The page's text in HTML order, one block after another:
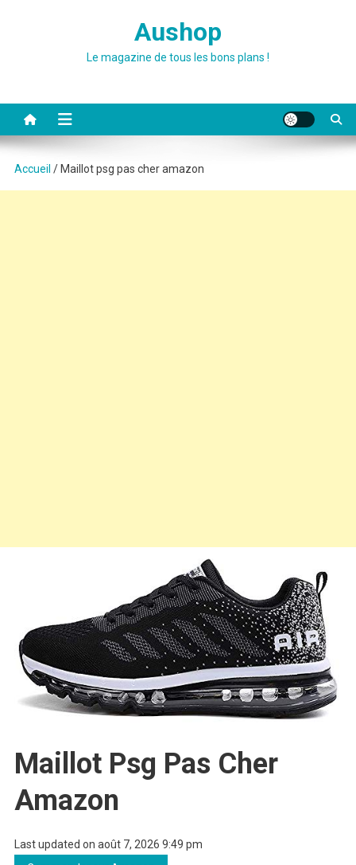
Aushop
Le magazine de tous les bons plans !
Accueil / Maillot psg pas cher amazon
Maillot Psg Pas Cher
Amazon
Last updated on août 7, 2026 9:49 pm